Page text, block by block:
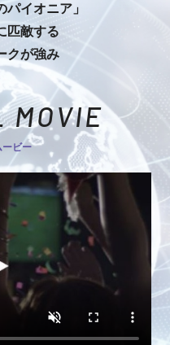
パイオニア」
匹敵する
クが強み
MOVIE
ービー